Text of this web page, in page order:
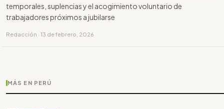
temporales, suplencias y el acogimiento voluntario de
trabajadores próximos a jubilarse
Redacción · 13 de febrero, 2026
MÁS EN PERÚ